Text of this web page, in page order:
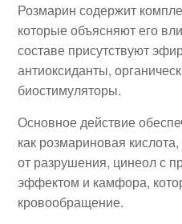
Розмарин содержит
которые объясняют его
составе присутствуют
антиоксиданты,
биостимуляторы.
Основное действие
как розмариновая
от разрушения, цинеол с
эффектом и камфора,
кровообращение.